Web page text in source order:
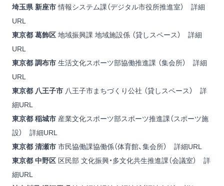
埼玉県 新座市情報システム課（デジタル市役所推進室） 詳細
URL
東京都 葛飾区 地域振興課 地域施設係 （貸しスペース） 詳細
URL
東京都 調布市 生活文化スポーツ部協働推進課 （集会所） 詳細
URL
東京都 八王子市 八王子市まちづくり公社 （貸しスペース） 詳
細URL
東京都 稲城市 産業文化スポーツ部スポーツ推進課（スポーツ施
設） 詳細URL
東京都 清瀬市 市民協働課協働係（体育館、集会所） 詳細URL
東京都 中野区 区民部 文化振興・多文化共生推進課（会議室） 詳
細URL